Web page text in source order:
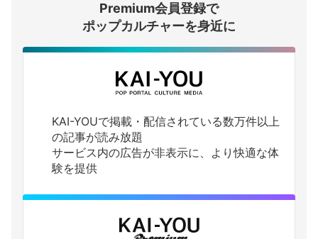
ログインする
Premium会員登録で
ポップカルチャーを身近に
KAI-YOUで掲載・配信されている数万件以上
の記事が読み放題
サービス内の広告が非表示に、より快適な体
験を提供